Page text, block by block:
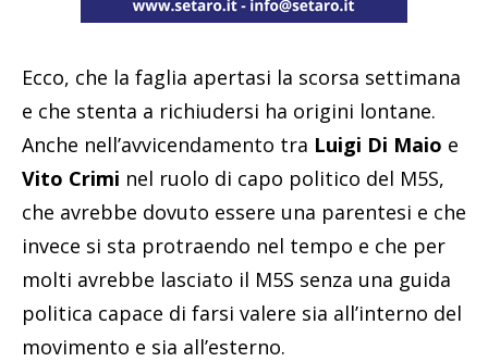
Ecco, che la faglia apertasi la scorsa settimana
e che stenta a richiudersi ha origini lontane.
Anche nell’avvicendamento tra Luigi Di Maio e
Vito Crimi nel ruolo di capo politico del M5S,
che avrebbe dovuto essere una parentesi e che
invece si sta protraendo nel tempo e che per
molti avrebbe lasciato il M5S senza una guida
politica capace di farsi valere sia all’interno del
movimento e sia all’esterno.